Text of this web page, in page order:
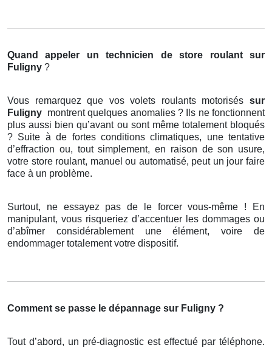
Quand appeler un technicien de store roulant
sur
Fuligny ?
Vous remarquez que vos volets roulants motorisés sur
Fuligny montrent quelques anomalies ? Ils ne fonctionnent
plus aussi bien qu’avant ou sont même totalement bloqués
? Suite à de fortes conditions climatiques, une tentative
d’effraction ou, tout simplement, en raison de son usure,
votre store roulant, manuel ou automatisé, peut un jour faire
face à un problème.
Surtout, ne essayez pas de le forcer vous-même ! En
manipulant, vous risqueriez d’accentuer les dommages ou
d’abîmer considérablement une élément, voire de
endommager totalement votre dispositif.
Comment se passe le dépannage sur Fuligny ?
Tout d’abord, un pré-diagnostic est effectué par téléphone.